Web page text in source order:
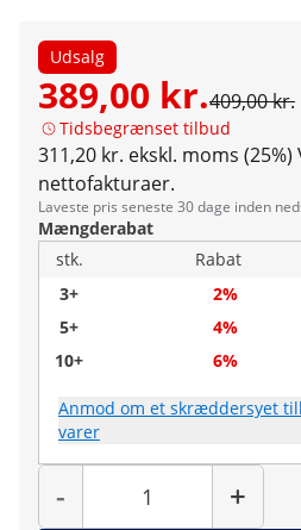
Udsalg
389,00 kr.409,00 kr.
Tidsbegrænset tilbud
311,20 kr. ekskl. moms (25%)
nettofakturaer.
Laveste pris seneste 30 dage inden
Mængderabat
stk.
Rabat
3+
2%
5+
4%
10+
6%
Anmod om et skræddersyet
varer
-
Antal
+